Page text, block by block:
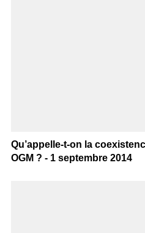
Qu’appelle-t-on la
OGM ? - 1 septembre 2014